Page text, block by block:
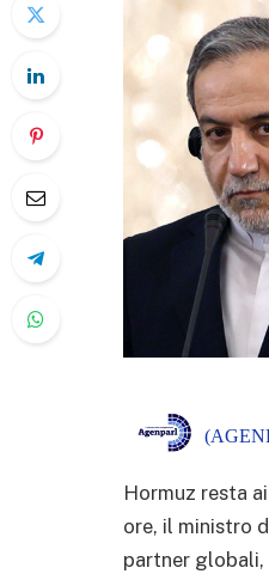
Hormuz resta
ore, il ministro
partner globali,